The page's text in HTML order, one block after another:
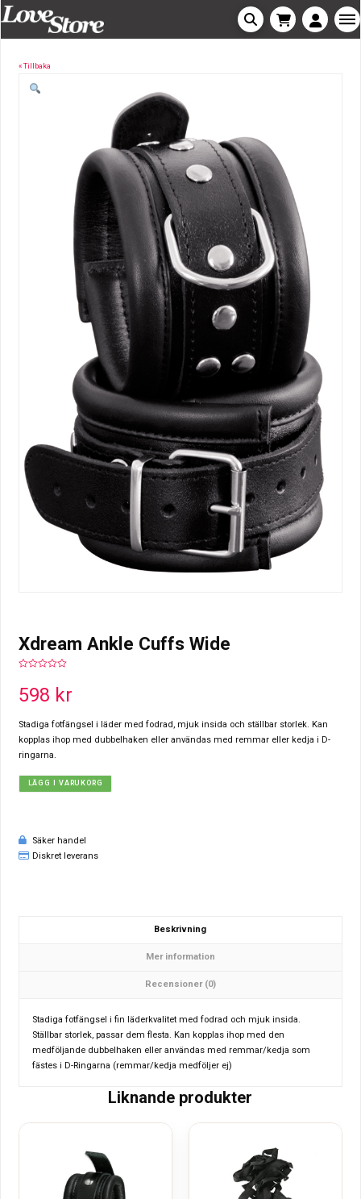
« Tillbaka
Xdream Ankle Cuffs Wide
of
5
598 kr
Stadiga fotfängsel i läder med fodrad, mjuk insida och ställbar storlek. Kan
kopplas ihop med dubbelhaken eller användas med remmar eller kedja i D-
ringarna.
LÄGG I VARUKORG
Säker handel
Diskret leverans
Beskrivning
Mer information
Recensioner (0)
Stadiga fotfängsel i fin läderkvalitet med fodrad och mjuk insida.
Ställbar storlek, passar dem flesta. Kan kopplas ihop med den
medföljande dubbelhaken eller användas med remmar/kedja som
fästes i D-Ringarna (remmar/kedja medföljer ej)
Liknande produkter